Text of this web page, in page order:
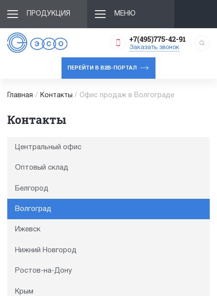
ПРОДУКЦИЯ МЕНЮ
+7(495)775-42-91
Заказать звонок
ПЕРЕЙТИ В B2B-ПОРТАЛ
Главная / Контакты / Офис продаж в Волгограде
Контакты
Центральный офис
Оптовый склад
Белгород
Волгоград
Ижевск
Нижний Новгород
Ростов-на-Дону
Крым